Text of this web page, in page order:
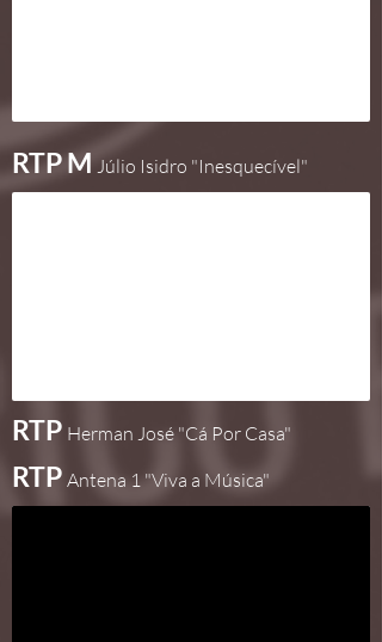
RTP MJúlio Isidro "Inesquecível"
RTP Herman José "Cá Por Casa"
RTP Antena 1 "Viva a Música"